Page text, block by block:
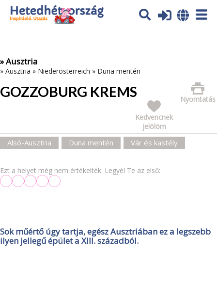
Az oldal sütiket (cookies) használ. További tájékoztatás itt:
Adatvédelmi tájékoztató
» Ausztria
» Ausztria » Niederösterreich » Duna mentén
GOZZOBURG KREMS
Nyomtatás
Kedvencnek
jelölöm
Alsó-Ausztria Duna mentén Vár és kastély
Ezt a helyet még nem értékelték. Legyél Te az első:
Sok műértő úgy tartja, egész Ausztriában ez a legszebb
ilyen jellegű épület a XIII. századból.